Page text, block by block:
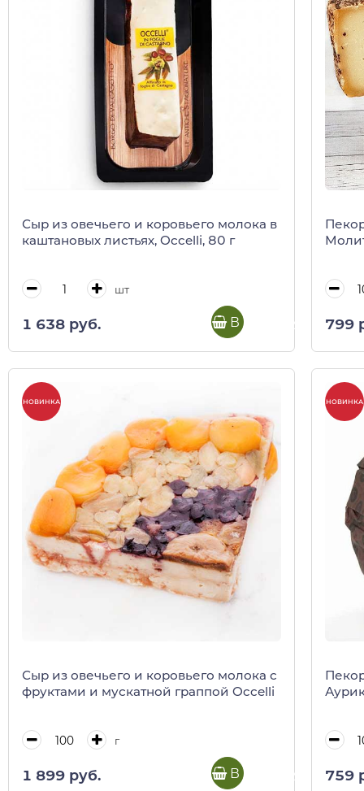
Сыр из овечьего и коровьего молока в
каштановых листьях, Occelli, 80 г
шт
1 638 руб. В корзину 799
НОВИНКА
Сыр из овечьего и коровьего молока с
фруктами и мускатной граппой Occelli
г
1 899 руб. В корзину
НОВИНКА
759